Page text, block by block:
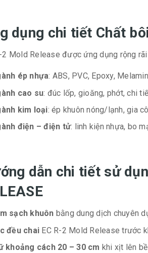
dụng chi tiết Chất
2 Mold Release được ứng dụng rộng
ép nhựa: ABS, PVC, Epoxy,
cao su: đúc lốp, gioăng, phớt, chi
kim loại: ép khuôn nóng/lạnh, gia
điện – điện tử: linh kiện nhựa, bo
dẫn chi tiết sử
sạch khuôn bằng dung dịch chuyên
đều chai EC R-2 Mold Release trước
khoảng cách 20 – 30 cm khi xịt lên